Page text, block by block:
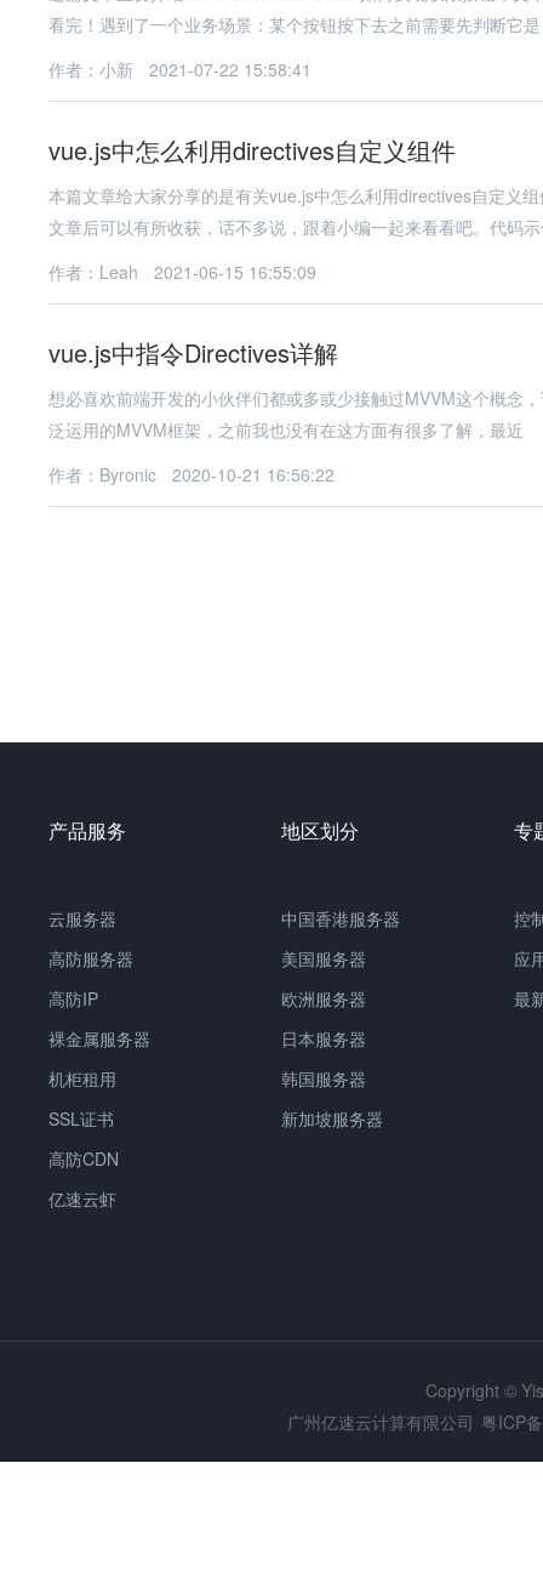
看完！遇到了一个业务场景：某个按钮按下去之前需要先判断它是
作者：小新
2021-07-22 15:58:41
vue.js中怎么利用directives自定义组件
本篇文章给大家分享的是有关vue.js中怎么利用directives自定义
文章后可以有所收获，话不多说，跟着小编一起来看看吧。代码
作者：Leah
2021-06-15 16:55:09
vue.js中指令Directives详解
想必喜欢前端开发的小伙伴们都或多或少接触过MVVM这个概念
泛运用的MVVM框架，之前我也没有在这方面有很多了解，最近
作者：Byronic
2020-10-21 16:56:22
产品服务
云服务器
高防服务器
高防IP
裸金属服务器
机柜租用
SSL证书
高防CDN
亿速云虾
地区划分
中国香港服务器
美国服务器
欧洲服务器
日本服务器
韩国服务器
新加坡服务器
专
控
应
最
Copyright ©
广州亿速云计算有限公司 粤ICP